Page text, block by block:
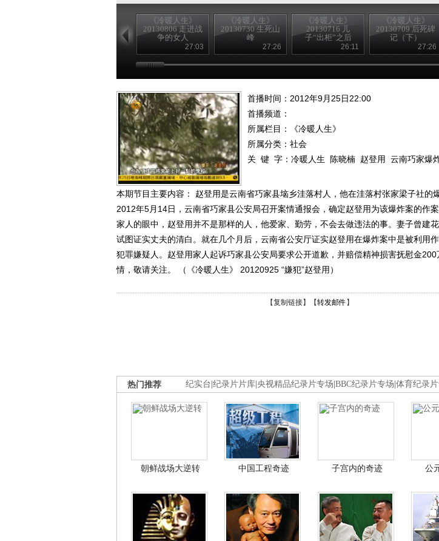
《冷暖人生》
20130806 走进战
争的女人
27:03
《冷暖人生》
20130730 生死山
峰
27:26
《冷暖人生》
20130716 儿
子“出柜”之后
26:11
《冷暖人生》
20130709 后死碑
记（下）
27:26
首播时间：2012年9月25日22:00
首播频道：
所属栏目：
《冷暖人生》
所属分类：社会
关 键 字： 冷暖人生 陈晓楠 赵登用 云南巧家爆
本期节目主要内容： 赵登用是云南省巧家县垴乡洼落村人，他在洼落村张家梁子社的
2012年5月14日，云南省巧家县公安局召开案情通报会，确定赵登用为该爆炸案的作
家人的眼中，赵登用并不是那样的人，他爱家、勤劳，不会去做违法的事。妻子曾建花
试图证实丈夫的清白。就在几个月后，云南省公安厅证实赵登用在爆炸案中是被利用作
犯罪嫌疑人。赵登用家人起诉巧家县公安局要求公开道歉，并赔偿精神损害抚慰金
情，敬请关注。 （《冷暖人生》 20120925 “嫌犯”赵登用）
【复制链接】【转发邮件 】
纪实台 纪录片片库 央视精品纪录片专场 BBC纪录片专场 体育纪录
热门推荐
朝鲜战场大逆转 中国工程奇迹 子宫内的奇迹 公